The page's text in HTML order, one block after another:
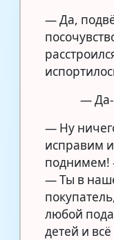
— Да,
— Да-
— Ну
исправим
поднимем!
— Ты в
любой
детей и